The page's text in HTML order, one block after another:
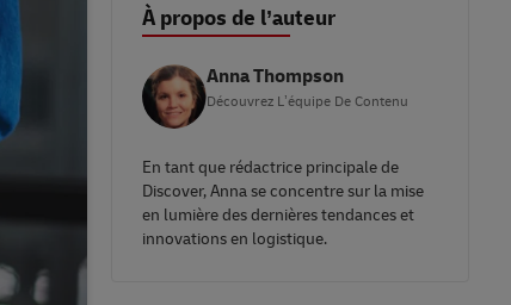
À propos de l’auteur
Anna Thompson
Découvrez L’équipe De Contenu
En tant que rédactrice principale de
Discover, Anna se concentre sur la mise
en lumière des dernières tendances et
innovations en logistique.